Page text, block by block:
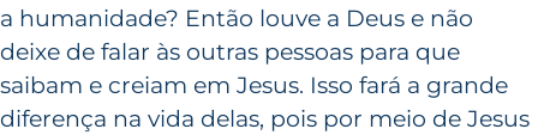
a humanidade? Então louve a Deus e não
deixe de falar às outras pessoas para que
saibam e creiam em Jesus. Isso fará a grande
diferença na vida delas, pois por meio de Jesus